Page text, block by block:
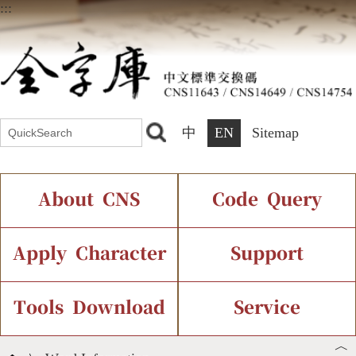
:::
中 EN Sitemap
About CNS
Introduction Current Status
Chinese Code Status
Code Query
IDS Query
Components Query
Apply Character
Application Process
Support
Font Instant Display
Tools Download Service
︿